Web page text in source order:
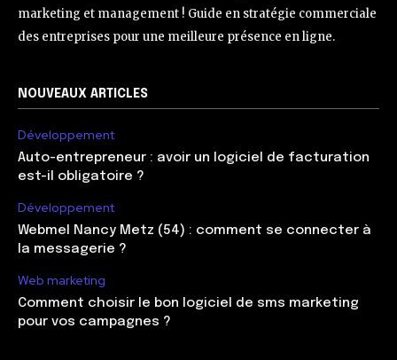
marketing et management ! Guide en stratégie commerciale
des entreprises pour une meilleure présence en ligne.
NOUVEAUX ARTICLES
Développement
Auto-entrepreneur : avoir un logiciel de facturation
est-il obligatoire ?
Développement
Webmel Nancy Metz (54) : comment se connecter à
la messagerie ?
Web marketing
Comment choisir le bon logiciel de sms marketing
pour vos campagnes ?